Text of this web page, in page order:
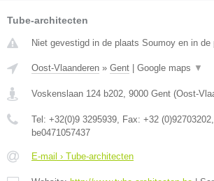
Tube-architecten
Niet gevestigd in de plaats Soumoy en in de
Oost-Vlaanderen » Gent Google maps ▼
Voskenslaan 124 b202 9000 Gent (Oost-
Tel: +32(0)9 3295939 , Fax: +32 (0)92703202
be0471057437
E-mail › Tube-architecten